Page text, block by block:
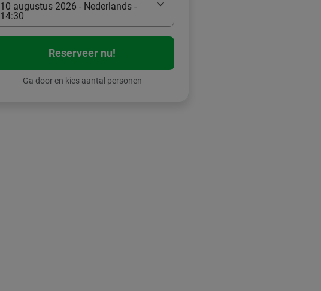
10 augustus 2026 - Nederlands -
14:30
Reserveer nu!
Ga door en kies aantal personen